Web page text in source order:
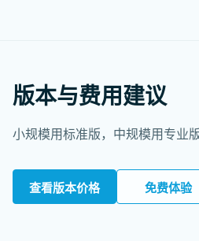
版本与费用建议
小规模用标准版，中规模用专业
查看版本价格 免费体验